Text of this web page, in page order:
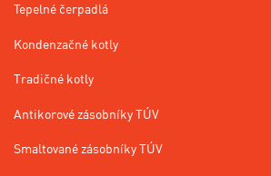
Tepelné čerpadlá
Kondenzačné kotly
Tradičné kotly
Antikorové zásobníky TÚV
Smaltované zásobníky TÚV